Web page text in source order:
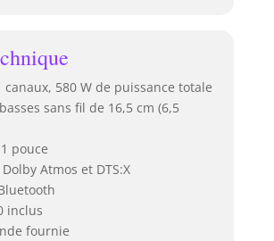
canaux, 580 W de puissance totale
sans fil de 16,5 cm (6,5
pouce
Atmos et DTS:X
inclus
fournie